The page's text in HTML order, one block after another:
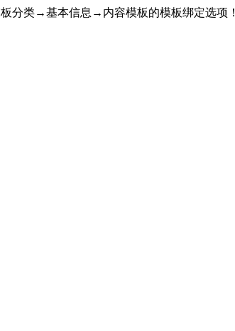
分类→基本信息→内容模板的模板绑定选项！